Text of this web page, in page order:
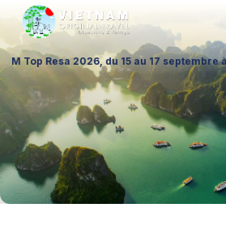
du 15 au 17 septembre à la Porte